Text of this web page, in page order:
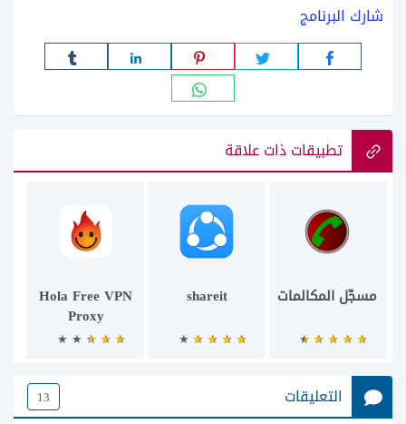
شارك البرنامج
تطبيقات ذات علاقة
مسجّل المكالمات shareit
Hola Free VPN
Proxy
التعليقات 13